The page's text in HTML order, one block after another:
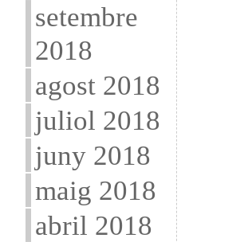
setembre
2018
agost 2018
juliol 2018
juny 2018
maig 2018
abril 2018